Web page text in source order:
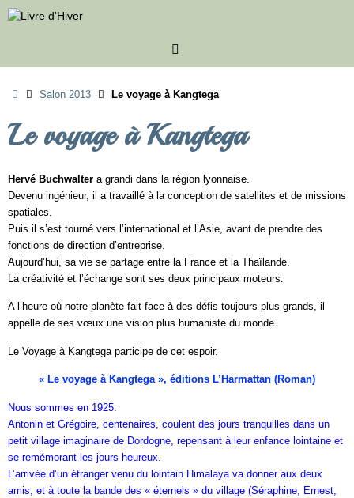
Passer
au
AccueilSalon 2013 Le voyage à Kangtega
Le voyage à Kangtega
Hervé Buchwalter a grandi dans la région lyonnaise.
Devenu ingénieur, il a travaillé à la conception de satellites et de missions
spatiales.
Puis il s’est tourné vers l’international et l’Asie, avant de prendre des
fonctions de direction d’entreprise.
Aujourd’hui, sa vie se partage entre la France et la Thaïlande.
La créativité et l’échange sont ses deux principaux moteurs.
A l’heure où notre planète fait face à des défis toujours plus grands, il
appelle de ses vœux une vision plus humaniste du monde.
Le Voyage à Kangtega participe de cet espoir.
« Le voyage à Kangtega », éditions L’Harmattan (Roman)
Nous sommes en 1925.
Antonin et Grégoire, centenaires, coulent des jours tranquilles dans un
petit village imaginaire de Dordogne, repensant à leur enfance lointaine et
se remémorant les jours heureux.
L’arrivée d’un étranger venu du lointain Himalaya va donner aux deux
amis, et à toute la bande des « éternels » du village (Séraphine, Ernest,